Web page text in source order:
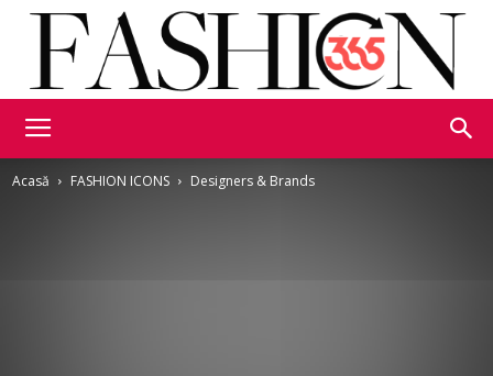
Acasă FASHION ICONS Designers & Brands